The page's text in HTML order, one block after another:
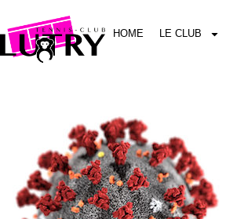
HOME LE CLUB